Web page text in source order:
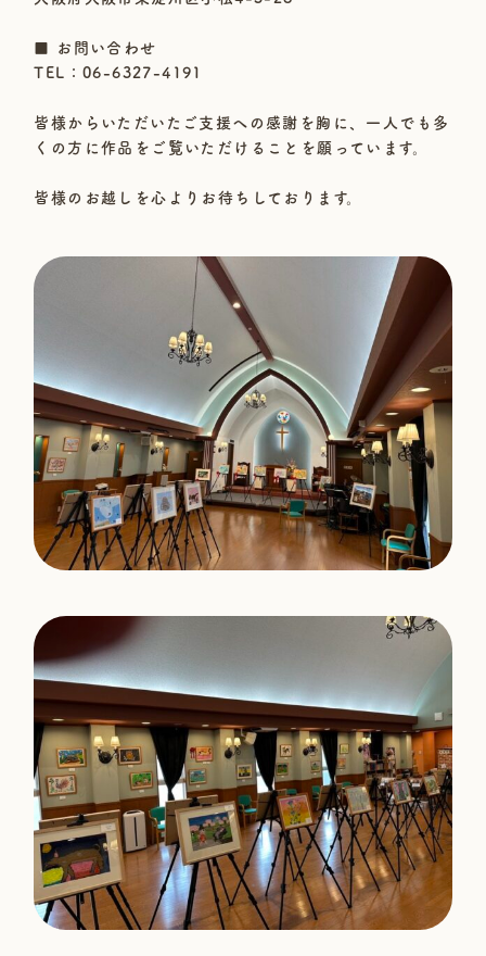
■ お問い合わせ
TEL：06-6327-4191
皆様からいただいたご支援への感謝を胸に、一人でも多
くの方に作品をご覧いただけることを願っています。
皆様のお越しを心よりお待ちしております。